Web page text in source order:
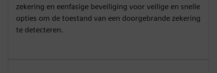
zekering en eenfasige beveiliging voor veilige en snelle
opties om de toestand van een doorgebrande zekering
te detecteren.